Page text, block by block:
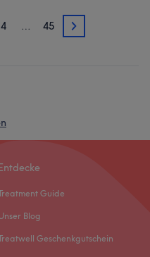
4 … 45 3
Guide
Blog
Geschenkgutschein